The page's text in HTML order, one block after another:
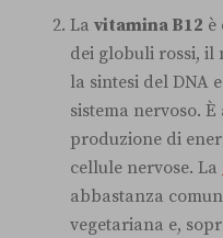
La vitamina B12 è
dei globuli rossi, il
la sintesi del DNA
sistema nervoso.
produzione di
cellule nervose. La
abbastanza
vegetariana e,